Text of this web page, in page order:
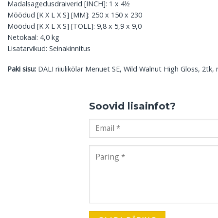
Madalsagedusdraiverid [INCH]: 1 x 4½
Mõõdud [K X L X S] [MM]: 250 x 150 x 230
Mõõdud [K X L X S] [TOLL]: 9,8 x 5,9 x 9,0
Netokaal: 4,0 kg
Lisatarvikud: Seinakinnitus
Paki sisu: DALI riiulikõlar Menuet SE, Wild Walnut High Gloss, 2tk,
Soovid lisainfot?